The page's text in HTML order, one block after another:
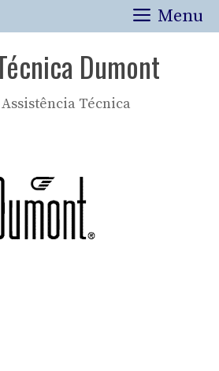
Menu
Dumont
Técnica